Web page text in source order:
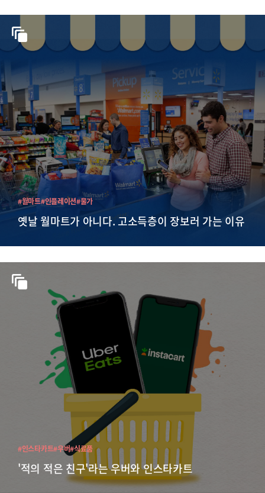
옛날 월마트가 아니다. 고소득층이 장보러 가는 이유
#월마트#인플레이션#물가
'적의 적은 친구'라는 우버와 인스타카트
#인스타카트#우버#식료품